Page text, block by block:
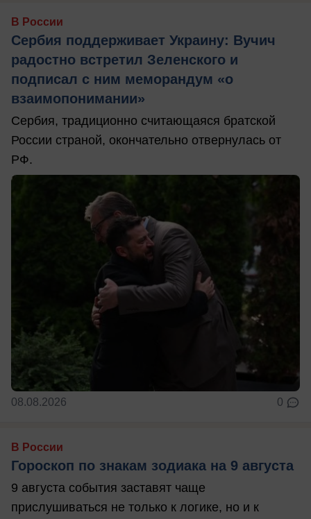
В России
Сербия поддерживает Украину: Вучич
радостно встретил Зеленского и
подписал с ним меморандум «о
взаимопонимании»
Сербия, традиционно считающаяся братской
России страной, окончательно отвернулась от
РФ.
08.08.2026 0
В России
Гороскоп по знакам зодиака на 9 августа
9 августа события заставят чаще
прислушиваться не только к логике, но и к